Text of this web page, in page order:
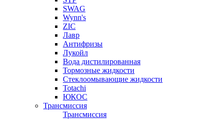
SWAG
Wynn's
ZIC
Лавр
Антифризы
Лукойл
Вода дистилированная
Тормозные жидкости
Стеклоомывающие жидкости
Totachi
ЮКОС
Трансмиссия
Трансмиссия